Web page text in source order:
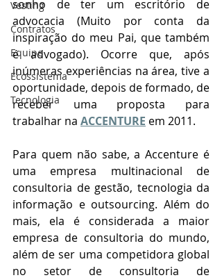
Vesting
Contratos
Equipe
Ecossistema
Tecnologia
sonho de ter um escritório de
advocacia (Muito por conta da
inspiração do meu Pai, que também
é advogado). Ocorre que, após
inúmeras experiências na área, tive a
oportunidade, depois de formado, de
receber uma proposta para
trabalhar na ACCENTURE em 2011.
Para quem não sabe, a Accenture é
uma empresa multinacional de
consultoria de gestão, tecnologia da
informação e outsourcing. Além do
mais, ela é considerada a maior
empresa de consultoria do mundo,
além de ser uma competidora global
no setor de consultoria de